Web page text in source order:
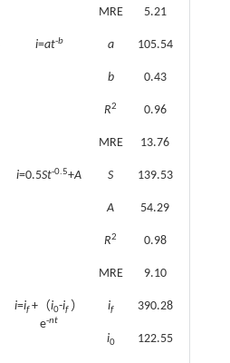
MRE 5.21
i=at-b a 105.54
b 0.43
R2 0.96
MRE 13.76
i=0.5St-0.5+A S 139.53
A 54.29
R2 0.98
MRE 9.10
i=if+（i0-if）
e-nt
if 390.28
i0 122.55